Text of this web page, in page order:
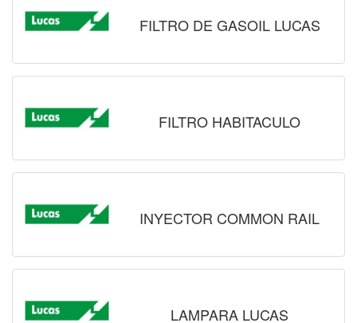
FILTRO DE GASOIL LUCAS
FILTRO HABITACULO
INYECTOR COMMON RAIL
LAMPARA LUCAS